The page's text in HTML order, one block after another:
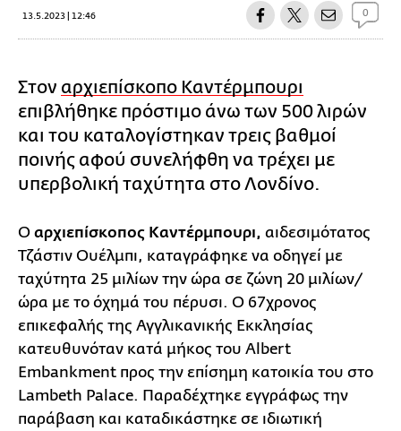
13.5.2023 | 12:46 0
Στον αρχιεπίσκοπο Καντέρμπουρι
επιβλήθηκε πρόστιμο άνω των 500 λιρών
και του καταλογίστηκαν τρεις βαθμοί
ποινής αφού συνελήφθη να τρέχει με
υπερβολική ταχύτητα στο Λονδίνο.
Ο αρχιεπίσκοπος Καντέρμπουρι, αιδεσιμότατος
Τζάστιν Ουέλμπι, καταγράφηκε να οδηγεί με
ταχύτητα 25 μιλίων την ώρα σε ζώνη 20 μιλίων/
ώρα με το όχημά του πέρυσι. Ο 67χρονος
επικεφαλής της Αγγλικανικής Εκκλησίας
κατευθυνόταν κατά μήκος του Albert
Embankment προς την επίσημη κατοικία του στο
Lambeth Palace. Παραδέχτηκε εγγράφως την
παράβαση και καταδικάστηκε σε ιδιωτική